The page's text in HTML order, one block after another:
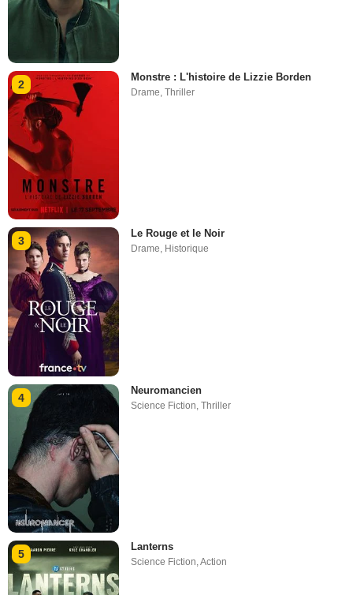
2
Monstre : L'histoire de Lizzie Borden
Drame,Thriller
3
Le Rouge et le Noir
Drame, Historique
4
Neuromancien
Science Fiction ,Thriller
5
Lanterns
Science Fiction,Action